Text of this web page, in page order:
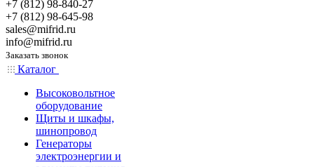
+7 (812) 98-840-27
+7 (812) 98-645-98
sales@mifrid.ru
info@mifrid.ru
Заказать звонок
Каталог
Высоковольтное
оборудование
Щиты и шкафы,
шинопровод
Генераторы
электроэнергии и